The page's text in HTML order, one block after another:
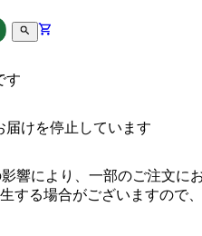
す
届けを停止しています
響により、一部のご注文
する場合がございますので